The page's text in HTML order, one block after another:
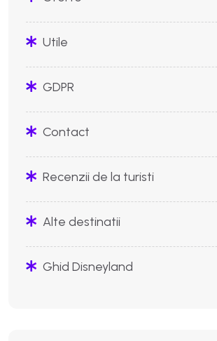
Utile
GDPR
Contact
Recenzii de la turisti
Alte destinatii
Ghid Disneyland